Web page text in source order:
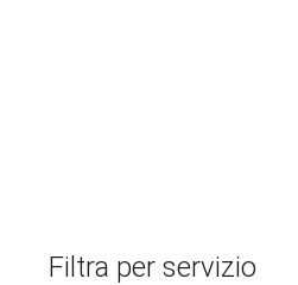
Filtra per servizio